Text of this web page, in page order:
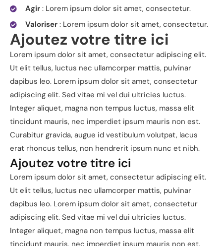
Agir: Lorem ipsum dolor sit amet, consectetur.
Valoriser: Lorem ipsum dolor sit amet, consectetur.
Ajoutez votre titre ici
Lorem ipsum dolor sit amet, consectetur adipiscing elit.
Ut elit tellus, luctus nec ullamcorper mattis, pulvinar
dapibus leo. Lorem ipsum dolor sit amet, consectetur
adipiscing elit. Sed vitae mi vel dui ultricies luctus.
Integer aliquet, magna non tempus luctus, massa elit
tincidunt mauris, nec imperdiet ipsum mauris non est.
Curabitur gravida, augue id vestibulum volutpat, lacus
erat rhoncus tellus, non hendrerit ipsum nunc et nibh.
Ajoutez votre titre ici
Lorem ipsum dolor sit amet, consectetur adipiscing elit.
Ut elit tellus, luctus nec ullamcorper mattis, pulvinar
dapibus leo. Lorem ipsum dolor sit amet, consectetur
adipiscing elit. Sed vitae mi vel dui ultricies luctus.
Integer aliquet, magna non tempus luctus, massa elit